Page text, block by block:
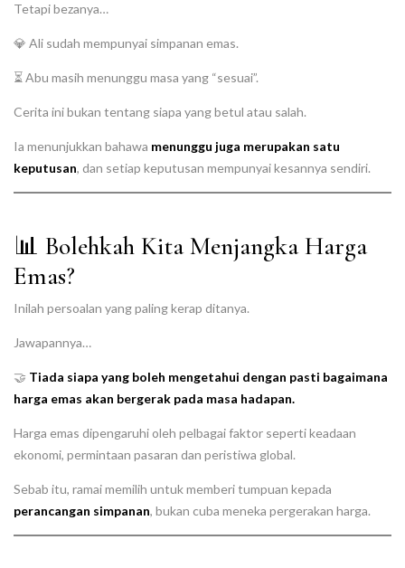
Tetapi bezanya…
💎 Ali sudah mempunyai simpanan emas.
⏳ Abu masih menunggu masa yang “sesuai”.
Cerita ini bukan tentang siapa yang betul atau salah.
Ia menunjukkan bahawa menunggu juga merupakan satu
keputusan, dan setiap keputusan mempunyai kesannya sendiri.
📊 Bolehkah Kita Menjangka Harga
Emas?
Inilah persoalan yang paling kerap ditanya.
Jawapannya…
🤝 Tiada siapa yang boleh mengetahui dengan pasti bagaimana
harga emas akan bergerak pada masa hadapan.
Harga emas dipengaruhi oleh pelbagai faktor seperti keadaan
ekonomi, permintaan pasaran dan peristiwa global.
Sebab itu, ramai memilih untuk memberi tumpuan kepada
perancangan simpanan, bukan cuba meneka pergerakan harga.